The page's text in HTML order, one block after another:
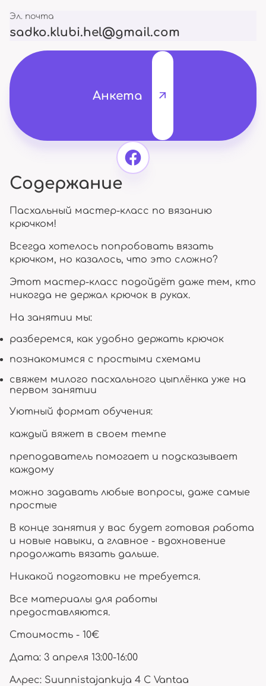
Эл. почта
sadko.klubi.hel@gmail.com
Анкета
Содержание
Пасхальный мастер-класс по вязанию
крючком!
Всегда хотелось попробовать вязать
крючком, но казалось, что это сложно?
Этот мастер-класс подойдёт даже тем, кто
никогда не держал крючок в руках.
На занятии мы:
разберемся, как удобно держать крючок
познакомимся с простыми схемами
свяжем милого пасхального цыплёнка уже на
первом занятии
Уютный формат обучения:
каждый вяжет в своем темпе
преподаватель помогает и подсказывает
каждому
можно задавать любые вопросы, даже самые
простые
В конце занятия у вас будет готовая работа
и новые навыки, а главное - вдохновение
продолжать вязать дальше.
Никакой подготовки не требуется.
Все материалы для работы
предоставляются.
Стоимость - 10€
Дата: 3 апреля 13:00-16:00
Алрес: Suunnistajankuja 4 C Vantaa